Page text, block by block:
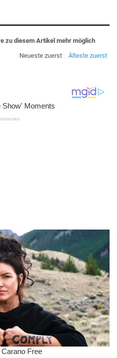
zu diesem Artikel mehr möglich
Neueste zuerst
Älteste zuerst